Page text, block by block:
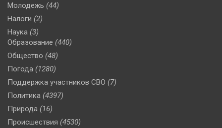
Молодежь (44)
Налоги (2)
Наука (3)
Образование (440)
Общество (48)
Погода (1280)
Поддержка участников СВО (7)
Политика (4397)
Природа (16)
Происшествия (4530)